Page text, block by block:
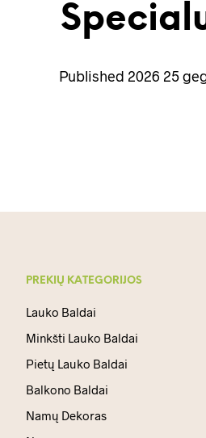
Published 2026 25
PREKIŲ KATEGORIJOS
Lauko Baldai
Minkšti Lauko Baldai
Pietų Lauko Baldai
Balkono Baldai
Namų Dekoras